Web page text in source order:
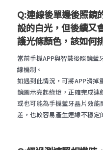
Q:連線後單邊後照鏡
設的白光，但後續又
護光條顏色，該如何
當前手機APP與智慧後照鏡
線機制。
如遇到此情況，可將APP滑掉
鏡圖示亮起綠燈，正確完成連
或也可能為手機藍牙晶片效
差，也較容易產生連線不穩定